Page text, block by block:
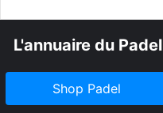
L'annuaire du Padel
Shop Padel